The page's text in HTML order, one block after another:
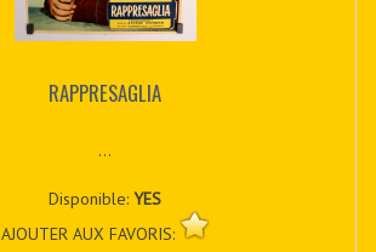
RAPPRESAGLIA
...
Disponible:YES
AJOUTER AUX FAVORIS: